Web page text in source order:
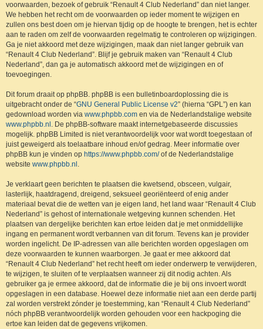
voorwaarden, bezoek of gebruik “Renault 4 Club Nederland” dan niet langer.
We hebben het recht om de voorwaarden op ieder moment te wijzigen en
zullen ons best doen om je hiervan tijdig op de hoogte te brengen, het is echter
aan te raden om zelf de voorwaarden regelmatig te controleren op wijzigingen.
Ga je niet akkoord met deze wijzigingen, maak dan niet langer gebruik van
“Renault 4 Club Nederland”. Blijf je gebruik maken van “Renault 4 Club
Nederland”, dan ga je automatisch akkoord met de wijzigingen en of
toevoegingen.
Dit forum draait op phpBB. phpBB is een bulletinboardoplossing die is
uitgebracht onder de “GNU General Public License v2” (hierna “GPL”) en kan
gedownload worden via www.phpbb.com en via de Nederlandstalige website
www.phpbb.nl . De phpBB-software maakt internetgebaseerde discussies
mogelijk. phpBB Limited is niet verantwoordelijk voor wat wordt toegestaan of
juist geweigerd als toelaatbare inhoud en/of gedrag. Meer informatie over
phpBB kun je vinden op https://www.phpbb.com/of de Nederlandstalige
website www.phpbb.nl .
Je verklaart geen berichten te plaatsen die kwetsend, obsceen, vulgair,
lasterlijk, haatdragend, dreigend, seksueel georiënteerd of enig ander
materiaal bevat die de wetten van je eigen land, het land waar “Renault 4 Club
Nederland” is gehost of internationale wetgeving kunnen schenden. Het
plaatsen van dergelijke berichten kan ertoe leiden dat je met onmiddellijke
ingang en permanent wordt verbannen van dit forum. Tevens kan je provider
worden ingelicht. De IP-adressen van alle berichten worden opgeslagen om
deze voorwaarden te kunnen waarborgen. Je gaat er mee akkoord dat
“Renault 4 Club Nederland” het recht heeft om ieder onderwerp te verwijderen,
te wijzigen, te sluiten of te verplaatsen wanneer zij dit nodig achten. Als
gebruiker ga je ermee akkoord, dat de informatie die je bij ons invoert wordt
opgeslagen in een database. Hoewel deze informatie niet aan een derde partij
zal worden verstrekt zónder je toestemming, kan “Renault 4 Club Nederland”
nóch phpBB verantwoordelijk worden gehouden voor een hackpoging die
ertoe kan leiden dat de gegevens vrijkomen.